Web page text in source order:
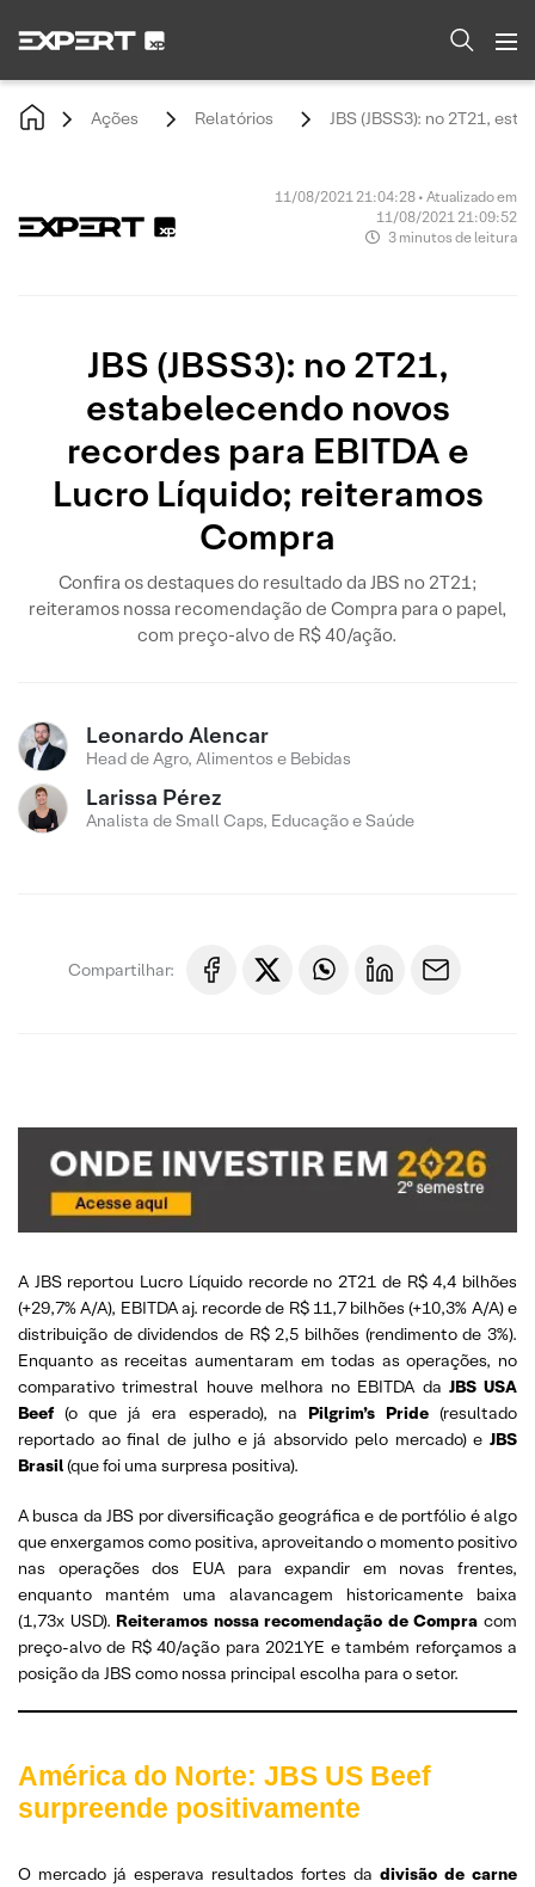
Ações Relatórios JBS (JBSS3): no 2T21,
11/08/2021 21:04:28 • Atualizado em
11/08/2021 21:09:52
3 minutos de leitura
JBS (JBSS3): no 2T21,
estabelecendo novos
recordes para EBITDA e
Lucro Líquido; reiteramos
Compra
Confira os destaques do resultado da JBS no 2T21;
reiteramos nossa recomendação de Compra para o papel,
com preço-alvo de R$ 40/ação.
Leonardo Alencar
Head de Agro, Alimentos e Bebidas
Larissa Pérez
Analista de Small Caps, Educação e Saúde
Compartilhar:
A JBS reportou Lucro Líquido recorde no 2T21 de R$ 4,4 bilhões
(+29,7% A/A), EBITDA aj. recorde de R$ 11,7 bilhões (+10,3% A/A) e
distribuição de dividendos de R$ 2,5 bilhões (rendimento de 3%).
Enquanto as receitas aumentaram em todas as operações, no
comparativo trimestral houve melhora no EBITDA da JBS USA
Beef(o que já era esperado), na Pilgrim’s Pride(resultado
reportado ao final de julho e já absorvido pelo mercado) e JBS
Brasil(que foi uma surpresa positiva).
A busca da JBS por diversificação geográfica e de portfólio é algo
que enxergamos como positiva, aproveitando o momento positivo
nas operações dos EUA para expandir em novas frentes,
enquanto mantém uma alavancagem historicamente baixa
(1,73x USD). Reiteramos nossa recomendação de Compra com
preço-alvo de R$ 40/ação para 2021YE e também reforçamos a
posição da JBS como nossa principal escolha para o setor.
América do Norte: JBS US Beef
surpreende positivamente
O mercado já esperava resultados fortes da divisão de carne